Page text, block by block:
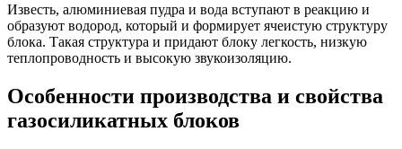
Известь, алюминиевая пудра и вода вступают в реакцию и
образуют водород, который и формирует ячеистую структуру
блока. Такая структура и придают блоку легкость, низкую
теплопроводность и высокую звукоизоляцию.
Особенности производства и свойства
газосиликатных блоков